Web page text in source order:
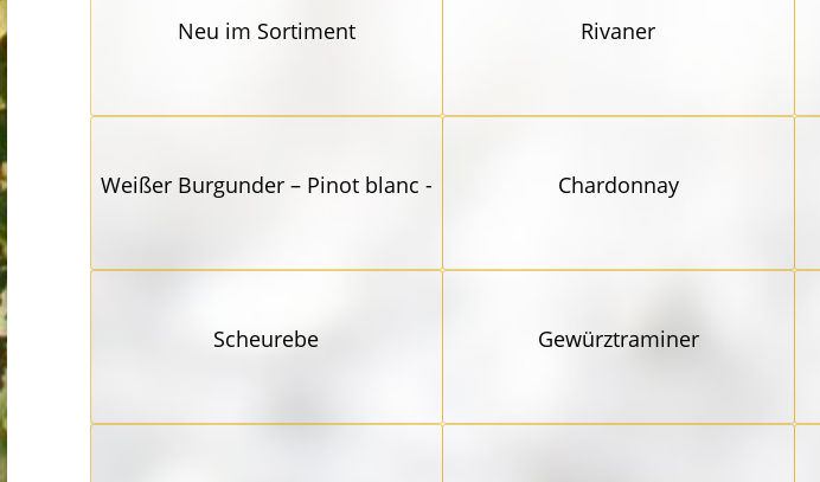
Neu im Sortiment Rivaner
Weißer Burgunder – Pinot blanc - Chardonnay
Scheurebe Gewürz­traminer